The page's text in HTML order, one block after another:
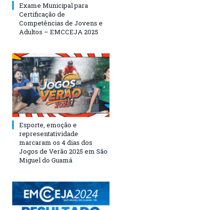
Exame Municipal para
Certificação de
Competências de Jovens e
Adultos – EMCCEJA 2025
Esporte, emoção e
representatividade
marcaram os 4 dias dos
Jogos de Verão 2025 em São
Miguel do Guamá